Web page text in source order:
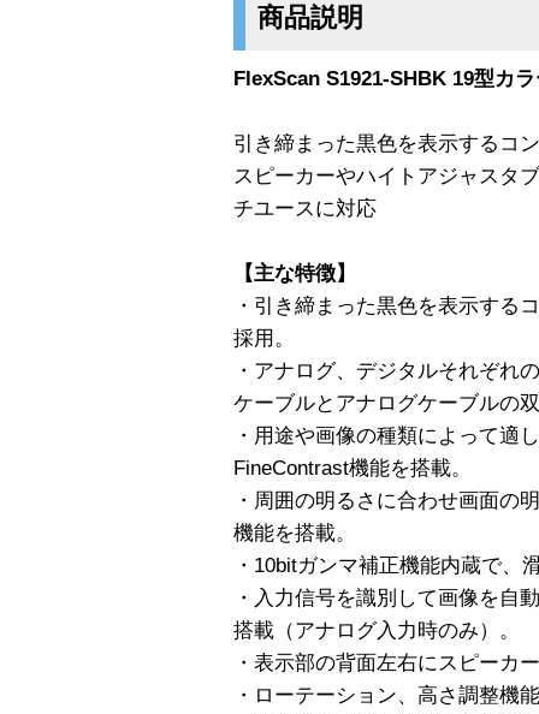
商品説明
FlexScan S1921-SHBK 19型カ
引き締まった黒色を表示するコ
スピーカーやハイトアジャスタ
チユースに対応
【主な特徴】
・引き締まった黒色を表示する
採用。
・アナログ、デジタルそれぞれ
ケーブルとアナログケーブルの
・用途や画像の種類によって適
FineContrast機能を搭載。
・周囲の明るさに合わせ画面の
機能を搭載。
・10bitガンマ補正機能内蔵で、
・入力信号を識別して画像を自
搭載（アナログ入力時のみ）。
・表示部の背面左右にスピーカ
・ローテーション、高さ調整機